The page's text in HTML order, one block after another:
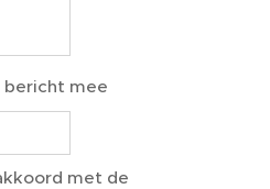
bericht mee
met de